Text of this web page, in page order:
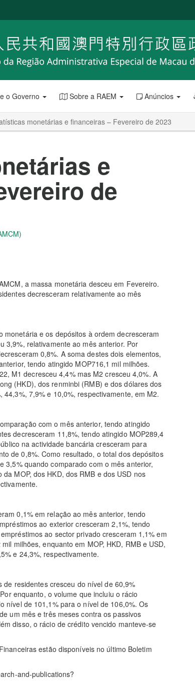
o Governo Sobre a RAEM Anúncios
monetárias e financeiras – Fevereiro de 2023
e
de
a massa monetária desceu em Fevereiro.
decresceram relativamente ao mês
e os depósitos à ordem decresceram
3,9%, relativamente ao mês anterior. Por
0,8%. A soma destes dois elementos,
tendo atingido MOP716,1 mil milhões.
M1 decresceu 4,4% mas M2 cresceu 4,0%. A
(HKD), dos renminbi (RMB) e dos dólares dos
44,3%, 7,9% e 10,0%, respectivamente, em M2.
com o mês anterior, tendo atingido
decresceram 11,8%, tendo atingido MOP289,4
na actividade bancária cresceram para
de 0,8%. Como resultado, o total dos depósitos
3,5% quando comparado com o mês anterior,
MOP, dos HKD, dos RMB e dos USD nos
0,1% em relação ao mês anterior, tendo
ao exterior cresceram 2,1%, tendo
ao sector privado cresceram 1,1% em
milhões, enquanto em MOP, HKD, RMB e USD,
e 24,3%, respectivamente.
residentes cresceu do nível de 60,9%
enquanto, o volume que incluiu o rácio
nível de 101,1% para o nível de 106,0%. Os
um mês e três meses contra os passivos
disso, o rácio de crédito vencido manteve-se
estão disponíveis no último Boletim
and-publications?